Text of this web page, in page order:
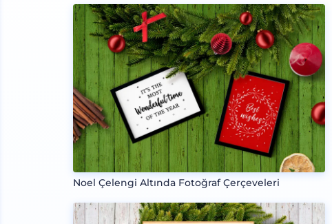
Noel Çelengi Altında Fotoğraf Çerçeveleri